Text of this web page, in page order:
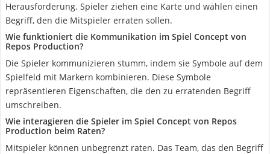
Herausforderung. Spieler ziehen eine Karte und wählen einen
Begriff, den die Mitspieler erraten sollen.
Wie funktioniert die Kommunikation im Spiel Concept von
Repos Production?
Die Spieler kommunizieren stumm, indem sie Symbole auf dem
Spielfeld mit Markern kombinieren. Diese Symbole
repräsentieren Eigenschaften, die den zu erratenden Begriff
umschreiben.
Wie interagieren die Spieler im Spiel Concept von Repos
Production beim Raten?
Mitspieler können unbegrenzt raten. Das Team, das den Begriff